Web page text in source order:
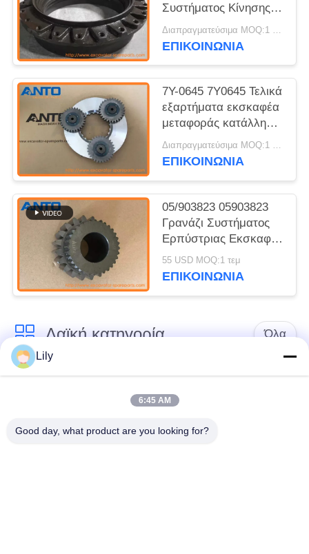
Συστήματος Κίνησης
Γρανάζι Εκσκαφέα
Ανταλλακτικά
Διαπραγματεύσιμα MOQ:1 τεμ
ΕΠΙΚΟΙΝΩΝΙΑ
7Y-0645 7Y0645 Τελικά
εξαρτήματα εκσκαφέα
μεταφοράς κατάλληλα
για C9 3126B 325C
328D LCR 330B
Διαπραγματεύσιμα MOQ:1 τεμ
ΕΠΙΚΟΙΝΩΝΙΑ
05/903823 05903823
Γρανάζι Συστήματος
Ερπύστριας Εκσκαφέα
JCB, Ανταλλακτικά
Κιβωτίου Ταχυτήτων,
55 USD MOQ:1 τεμ
ΕΠΙΚΟΙΝΩΝΙΑ
Λαϊκή κατηγορία Όλα
Εκσκαφέας
Τελικό Drive
εκσκαφέων
εργαλείο
Lily
6:45 AM
Good day, what product are you looking for?